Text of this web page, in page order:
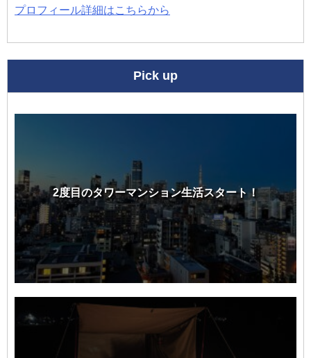
プロフィール詳細はこちらから
Pick up
2度目のタワーマンション生活スタート！